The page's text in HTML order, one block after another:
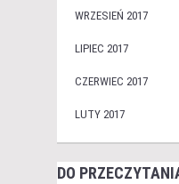
WRZESIEŃ 2017
LIPIEC 2017
CZERWIEC 2017
LUTY 2017
DO